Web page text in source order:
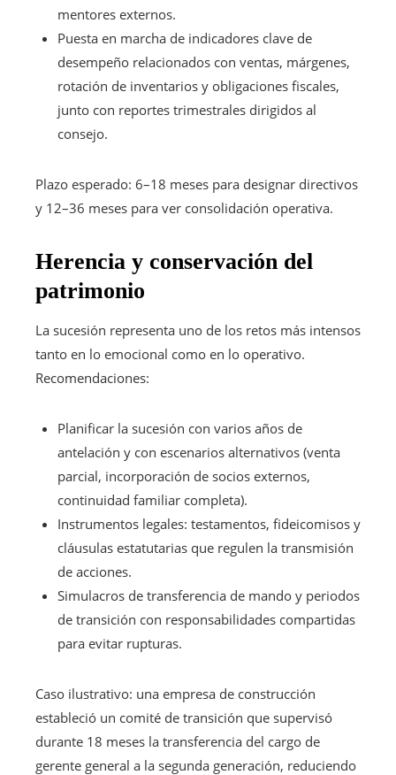
mentores externos.
Puesta en marcha de indicadores clave de
desempeño relacionados con ventas, márgenes,
rotación de inventarios y obligaciones fiscales,
junto con reportes trimestrales dirigidos al
consejo.
Plazo esperado: 6–18 meses para designar directivos
y 12–36 meses para ver consolidación operativa.
Herencia y conservación del
patrimonio
La sucesión representa uno de los retos más intensos
tanto en lo emocional como en lo operativo.
Recomendaciones:
Planificar la sucesión con varios años de
antelación y con escenarios alternativos (venta
parcial, incorporación de socios externos,
continuidad familiar completa).
Instrumentos legales: testamentos, fideicomisos y
cláusulas estatutarias que regulen la transmisión
de acciones.
Simulacros de transferencia de mando y periodos
de transición con responsabilidades compartidas
para evitar rupturas.
Caso ilustrativo: una empresa de construcción
estableció un comité de transición que supervisó
durante 18 meses la transferencia del cargo de
gerente general a la segunda generación, reduciendo